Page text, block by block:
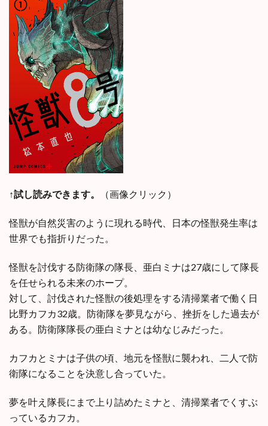
↑試し読みできます。 （画像クリック）
怪獣が自然災害のように現れる時代、日本の怪獣発生率は
世界でも指折りだった。
怪獣を討伐する防衛隊の隊長、亜白ミナは27歳にして隊長
を任せられる未来のホープ。
対して、討伐された怪獣の後処理をする清掃業者で働く日
比野カフカ32歳。防衛隊を夢見ながら、挫折をした過去が
ある。防衛隊隊長の亜白ミナとは幼なじみだった。
カフカとミナは子供の頃、地元を怪獣に襲われ、二人で防
衛隊になることを決意し合っていた。
夢を叶え隊長にまで上り詰めたミナと、清掃業者でくすぶ
っているカフカ。